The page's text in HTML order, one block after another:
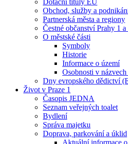
Obchod, služby a
Partnerská města a regiony
Čestné občanství Prahy 1 a
O městské části
Symboly
Historie
Informace o území
Osobnosti v
Dny evropského dědictví
Život v Praze 1
Časopis JEDNA
Seznam veřejných toalet
Bydlení
Správa majetku
Doprava, parkování a úklid
Aktuální informace